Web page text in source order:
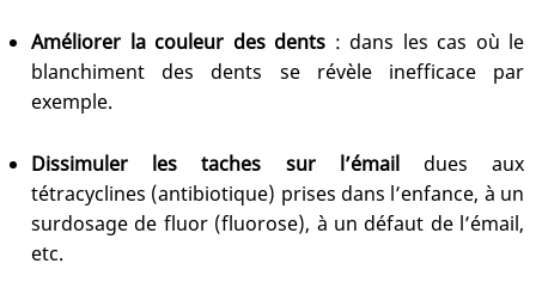
Améliorer la couleur des dents : dans les cas où le
blanchiment des dents se révèle inefficace par
exemple.
Dissimuler les taches sur l’émail dues aux
tétracyclines (antibiotique) prises dans l’enfance, à un
surdosage de fluor (fluorose), à un défaut de l’émail,
etc.